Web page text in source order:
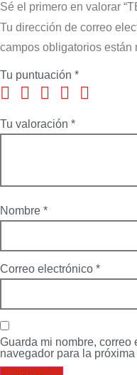
Sé el primero en valorar
Tu dirección de correo
campos obligatorios están
Tu puntuación *
Tu valoración *
Nombre *
Correo electrónico *
Guarda mi nombre, correo
navegador para la